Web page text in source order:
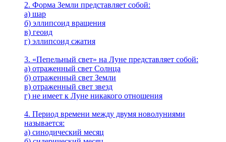
2. Форма Земли представляет собой:
а) шар
б) эллипсоид вращения
в) геоид
г) эллипсоид сжатия
3. «Пепельный свет» на Луне представляет собой:
а) отраженный свет Солнца
б) отраженный свет Земли
в) отраженный свет звезд
г) не имеет к Луне никакого отношения
4. Период времени между двумя новолуниями
называется:
а) синодический месяц